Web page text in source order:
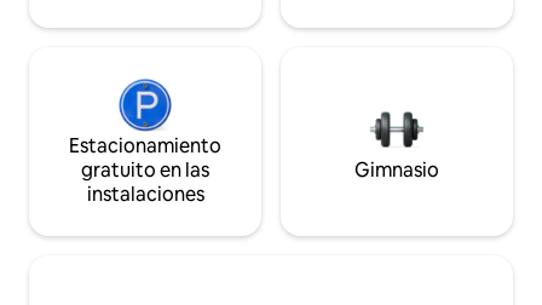
Estacionamiento
gratuito en las
instalaciones
Gimnasio